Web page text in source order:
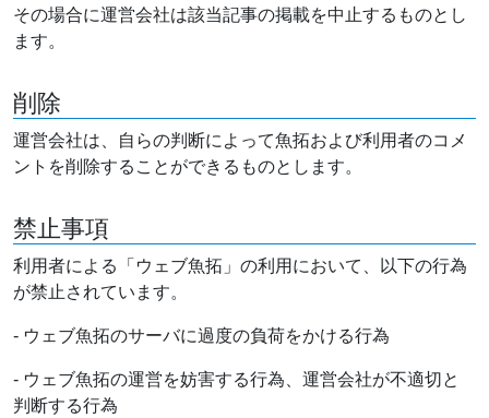
その場合に運営会社は該当記事の掲載を中止するものとし
ます。
削除
運営会社は、自らの判断によって魚拓および利用者のコメ
ントを削除することができるものとします。
禁止事項
利用者による「ウェブ魚拓」の利用において、以下の行為
が禁止されています。
- ウェブ魚拓のサーバに過度の負荷をかける行為
- ウェブ魚拓の運営を妨害する行為、運営会社が不適切と
判断する行為